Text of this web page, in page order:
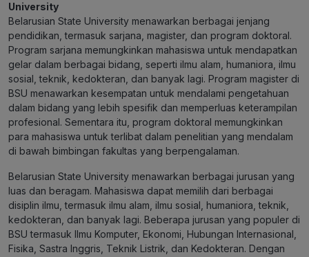
University
Belarusian State University menawarkan berbagai jenjang
pendidikan, termasuk sarjana, magister, dan program doktoral.
Program sarjana memungkinkan mahasiswa untuk mendapatkan
gelar dalam berbagai bidang, seperti ilmu alam, humaniora, ilmu
sosial, teknik, kedokteran, dan banyak lagi. Program magister di
BSU menawarkan kesempatan untuk mendalami pengetahuan
dalam bidang yang lebih spesifik dan memperluas keterampilan
profesional. Sementara itu, program doktoral memungkinkan
para mahasiswa untuk terlibat dalam penelitian yang mendalam
di bawah bimbingan fakultas yang berpengalaman.
Belarusian State University menawarkan berbagai jurusan yang
luas dan beragam. Mahasiswa dapat memilih dari berbagai
disiplin ilmu, termasuk ilmu alam, ilmu sosial, humaniora, teknik,
kedokteran, dan banyak lagi. Beberapa jurusan yang populer di
BSU termasuk Ilmu Komputer, Ekonomi, Hubungan Internasional,
Fisika, Sastra Inggris, Teknik Listrik, dan Kedokteran. Dengan